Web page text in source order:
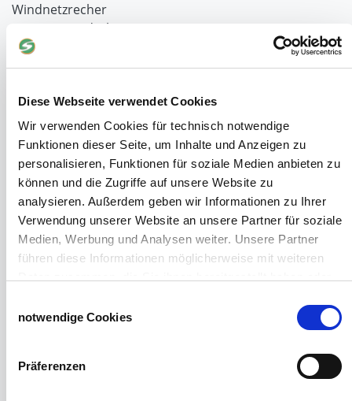
Diese Webseite verwendet Cookies
Wir verwenden Cookies für technisch notwendige
Funktionen dieser Seite, um Inhalte und Anzeigen zu
personalisieren, Funktionen für soziale Medien anbieten zu
können und die Zugriffe auf unsere Website zu
analysieren. Außerdem geben wir Informationen zu Ihrer
Verwendung unserer Website an unsere Partner für soziale
Medien, Werbung und Analysen weiter. Unsere Partner
führen diese Informationen möglicherweise mit weiteren
haben.
notwendige Cookies
Präferenzen
Windnetzrecher
SIMAtex-Windschutznetze
Windschutznetze für Carports und Terrassen
Schiebetor über Eck selber bauen
Planenhauben für Unterstände
Hofbedarf
Schiebetorsets
Winter und Landwirtschaft
Windschutz Schiebetor
Windschutznetz für Pferdestall
FAQ Schiebetorbau
Schiebetor selbst bauen
Schiebetorrollen
Laufschiene und Rollapparate Typ 10
Laufschiene und Rollapparate Typ 50